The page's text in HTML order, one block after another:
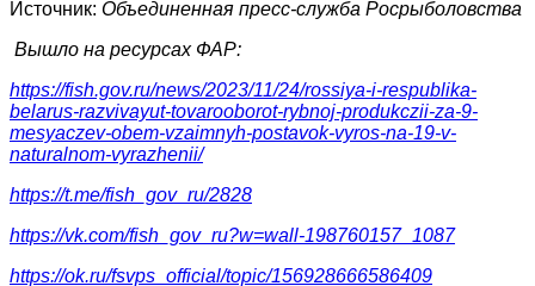
Источник: Объединенная пресс-служба Росрыболовства
Вышло на ресурсах ФАР:
https://fish.gov.ru/news/2023/11/24/rossiya-i-respublika-
belarus-razvivayut-tovarooborot-rybnoj-produkczii-za-9-
mesyaczev-obem-vzaimnyh-postavok-vyros-na-19-v-
naturalnom-vyrazhenii/
https://t.me/fish_gov_ru/2828
https://vk.com/fish_gov_ru?w=wall-198760157_1087
https://ok.ru/fsvps_official/topic/156928666586409